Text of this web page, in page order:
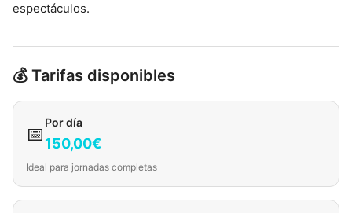
espectáculos.
💰 Tarifas disponibles
📅
Por día
150,00€
Ideal para jornadas completas